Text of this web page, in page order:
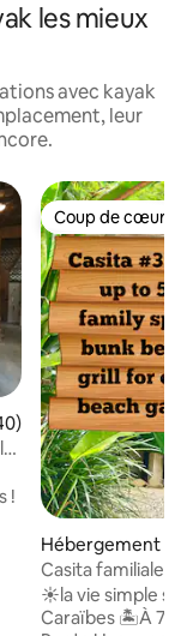
les mieux
avec kayak
leur
moyenne sur la
!
Coup de cœur
Coup de cœur
Hébergement ⋅
Casita familiale n°
Caraïbes | À deux
☀️la vie simple sur
Caraïbes 🏝️À 76 m à pied de la plage de